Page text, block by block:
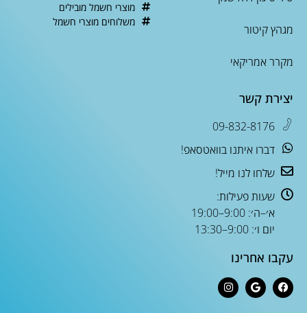
מגהץ קיטור
מקרר אמריקאי
מוצרי חשמל מובילים
משלוחים מוצרי חשמל
יצירת קשר
09-832-8176
דברו איתנו בוואטסאפ!
שלחו לנו מייל!
שעות פעילות:
א׳–ה׳: 9:00–19:00
יום ו׳: 9:00–13:30
עקבו אחרינו